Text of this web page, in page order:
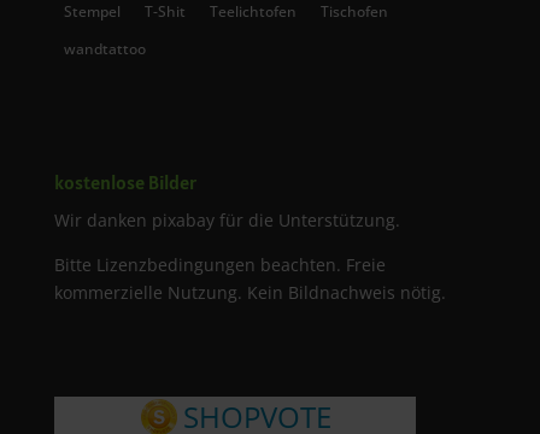
Stempel
T-Shit Teelichtofen
Tischofen
wandtattoo
kostenlose Bilder
Wir danken pixabay für die Unterstützung.
Bitte Lizenzbedingungen beachten. Freie
kommerzielle Nutzung. Kein Bildnachweis nötig.